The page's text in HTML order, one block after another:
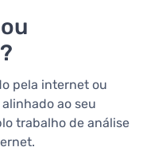
pela internet ou
ao seu
trabalho de análise